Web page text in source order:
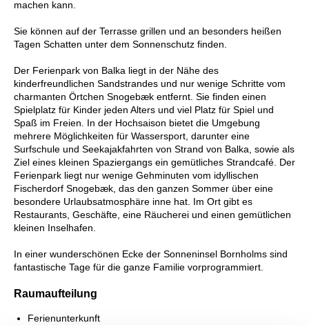
machen kann.
Sie können auf der Terrasse grillen und an besonders heißen
Tagen Schatten unter dem Sonnenschutz finden.
Der Ferienpark von Balka liegt in der Nähe des
kinderfreundlichen Sandstrandes und nur wenige Schritte vom
charmanten Örtchen Snogebæk entfernt. Sie finden einen
Spielplatz für Kinder jeden Alters und viel Platz für Spiel und
Spaß im Freien. In der Hochsaison bietet die Umgebung
mehrere Möglichkeiten für Wassersport, darunter eine
Surfschule und Seekajakfahrten von Strand von Balka, sowie als
Ziel eines kleinen Spaziergangs ein gemütliches Strandcafé. Der
Ferienpark liegt nur wenige Gehminuten vom idyllischen
Fischerdorf Snogebæk, das den ganzen Sommer über eine
besondere Urlaubsatmosphäre inne hat. Im Ort gibt es
Restaurants, Geschäfte, eine Räucherei und einen gemütlichen
kleinen Inselhafen.
In einer wunderschönen Ecke der Sonneninsel Bornholms sind
fantastische Tage für die ganze Familie vorprogrammiert.
Raumaufteilung
Ferienunterkunft